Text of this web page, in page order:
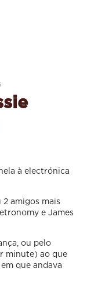
à electrónica
2 amigos mais
e James
ou pelo
minute) ao que
que andava